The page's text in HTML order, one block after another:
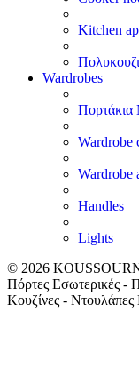
Kitchen
Wardrobes
Πορτάκια
Wardrobe
Wardrobe
Handles
Lights
© 2026
Πόρτες Εσωτερικές -
Κουζίνες -